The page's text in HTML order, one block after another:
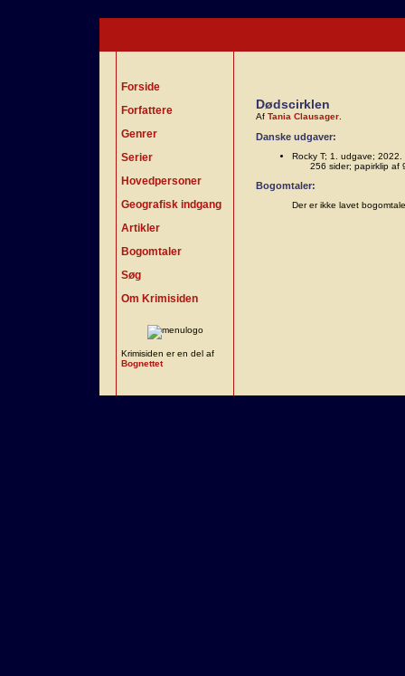
Forside
Forfattere
Genrer
Serier
Hovedpersoner
Geografisk indgang
Artikler
Bogomtaler
Søg
Om Krimisiden
Krimisiden er en del af
Bognettet
Dødscirklen
Af Tania Clausager
Danske udgaver:
Rocky T; 1. udgave; 2022.
256 sider; papirklip af
Bogomtaler:
Der er ikke lavet